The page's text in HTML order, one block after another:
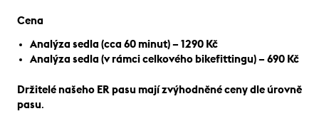
Cena
Analýza sedla (cca 60 minut) – 1290 Kč
Analýza sedla (v rámci celkového bikefittingu) – 690 Kč
Držitelé našeho ER pasu mají zvýhodněné ceny dle úrovně
pasu.